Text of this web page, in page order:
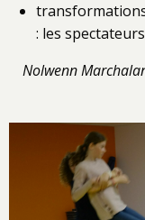
: les
Nolwenn